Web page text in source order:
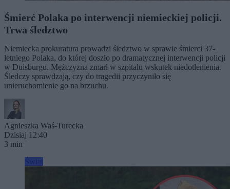
Śmierć Polaka po interwencji niemieckiej policji.
Trwa śledztwo
Niemiecka prokuratura prowadzi śledztwo w sprawie śmierci 37-
letniego Polaka, do której doszło po dramatycznej interwencji policji
w Duisburgu. Mężczyzna zmarł w szpitalu wskutek niedotlenienia.
Śledczy sprawdzają, czy do tragedii przyczyniło się
unieruchomienie go na brzuchu.
Agnieszka Waś-Turecka
Dzisiaj 12:40
3 min